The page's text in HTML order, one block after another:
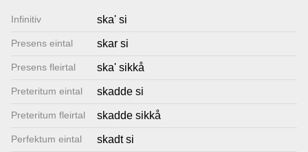
Infinitiv ska' si
Presens eintal skar si
Presens fleirtal ska' sikkå
Preteritum eintal skadde si
Preteritum fleirtal skadde sikkå
Perfektum eintal skadt si
Lenkjer
Kontakt
oss